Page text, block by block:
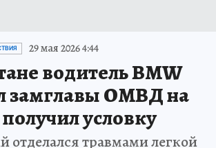
29 мая 2026 4:44
водитель BMW
замглавы ОМВД на
условку
отделался травмами легкой